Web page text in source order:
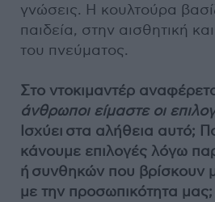
γνώσεις. Η κουλτούρα
παιδεία, στην αισθητική
του πνεύματος.
Στο ντοκιμαντέρ
άνθρωποι είμαστε οι
Ισχύει στα αλήθεια αυτό;
κάνουμε επιλογές λόγω
ή συνθηκών που βρίσκουν
με την προσωπικότητα μας;